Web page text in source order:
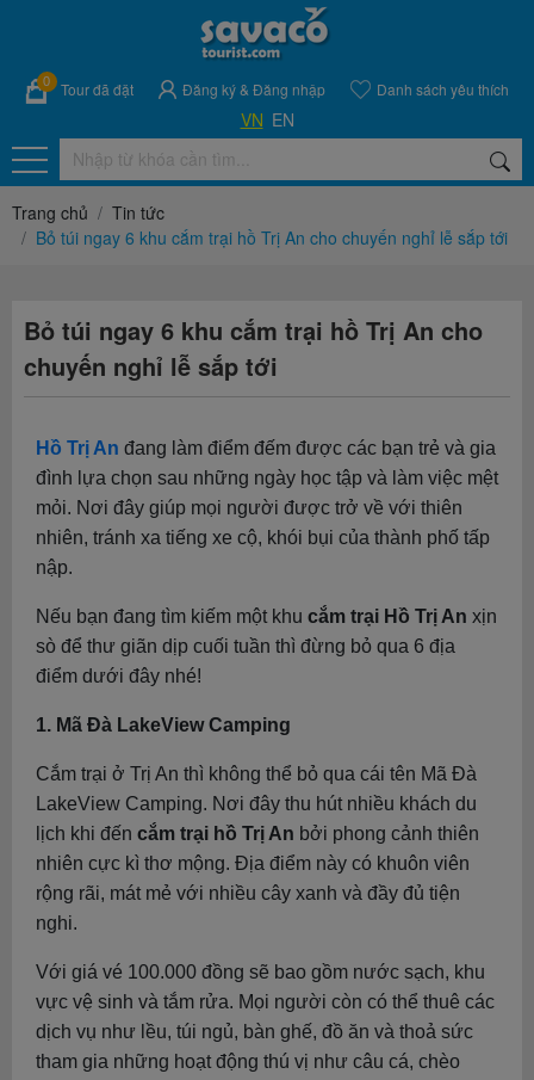
0 Tour đã đặt Đăng ký& Đăng nhập Danh sách yêu thích
VN EN
Trang chủ
Tin tức
Bỏ túi ngay 6 khu cắm trại hồ Trị An cho chuyến nghỉ lễ sắp tới
Bỏ túi ngay 6 khu cắm trại hồ Trị An cho
chuyến nghỉ lễ sắp tới
Hồ Trị An đang làm điểm đếm được các bạn trẻ và gia
đình lựa chọn sau những ngày học tập và làm việc mệt
mỏi. Nơi đây giúp mọi người được trở về với thiên
nhiên, tránh xa tiếng xe cộ, khói bụi của thành phố tấp
nập.
Nếu bạn đang tìm kiếm một khu cắm trại Hồ Trị An xịn
sò để thư giãn dịp cuối tuần thì đừng bỏ qua 6 địa
điểm dưới đây nhé!
1. Mã Đà LakeView Camping
Cắm trại ở Trị An thì không thể bỏ qua cái tên Mã Đà
LakeView Camping. Nơi đây thu hút nhiều khách du
lịch khi đến cắm trại hồ Trị An bởi phong cảnh thiên
nhiên cực kì thơ mộng. Địa điểm này có khuôn viên
rộng rãi, mát mẻ với nhiều cây xanh và đầy đủ tiện
nghi.
Với giá vé 100.000 đồng sẽ bao gồm nước sạch, khu
vực vệ sinh và tắm rửa. Mọi người còn có thể thuê các
dịch vụ như lều, túi ngủ, bàn ghế, đồ ăn và thoả sức
tham gia những hoạt động thú vị như câu cá, chèo